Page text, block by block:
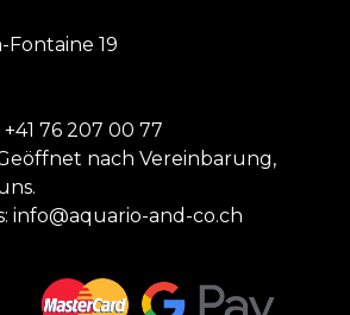
19
+41 76 207 00 77
nach Vereinbarung,
info@aquario-and-co.ch